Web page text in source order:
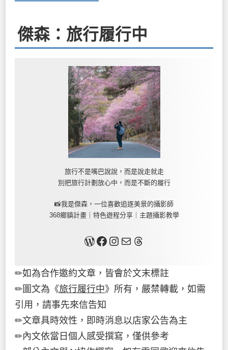
傑森：旅行履行中
旅行不是嘴巴說說，而是說走就走
別把旅行計劃放心中，而是不斷的履行
📸我是傑森，一位喜歡追逐美景的攝影師
368鄉鎮計畫｜特色遊程分享｜主題攝影教學
關於我Facebook InstagramMail Threads
✏如為合作邀約文章，皆會於文末標註
✏圖文為《旅行履行中》所有，嚴禁轉載，如需
引用，請事先來信告知
✏文章具時效性，即時消息以店家公告為主
✏內文依當日個人感受撰寫，僅供參考